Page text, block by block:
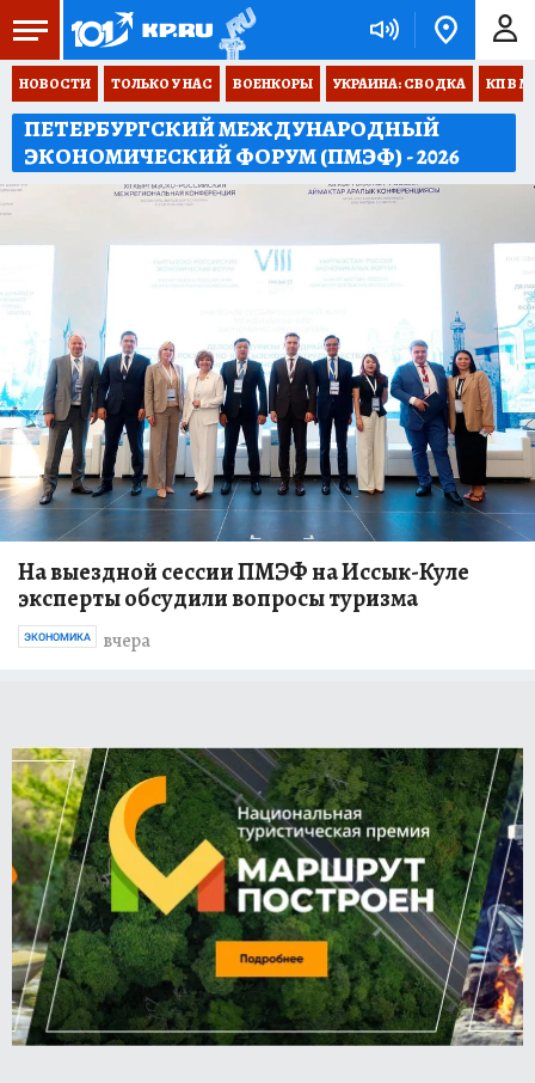
НОВОСТИ ТОЛЬКО У НАС ВОЕНКОРЫ УКРАИНА: СВОДКА КП В
ПЕТЕРБУРГСКИЙ МЕЖДУНАРОДНЫЙ
ЭКОНОМИЧЕСКИЙ ФОРУМ (ПМЭФ) - 2026
На выездной сессии ПМЭФ на Иссык-Куле
эксперты обсудили вопросы туризма
вчера
ЭКОНОМИКА